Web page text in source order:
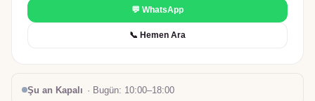
💬 WhatsApp
📞 Hemen Ara
Şu an Kapalı · Bugün: 10:00–18:00